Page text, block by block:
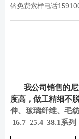
钩免费索样电话
我公司销售的
度高，做工精细不
伸、玻璃纤维、毛
16.7 25.4 38.1 系列